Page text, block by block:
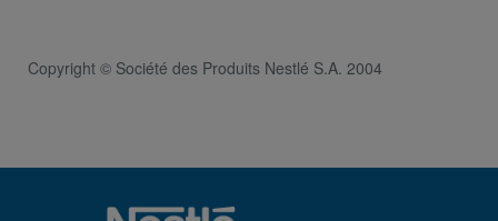
Copyright © Société des Produits Nestlé S.A. 2004